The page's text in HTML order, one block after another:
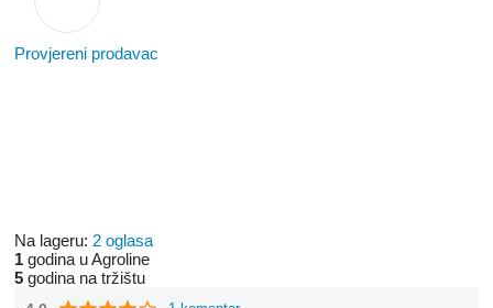
Provjereni prodavac
Na lageru: 2 oglasa
1 godina u Agroline
5 godina na tržištu